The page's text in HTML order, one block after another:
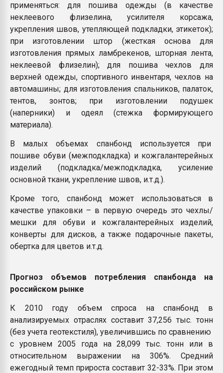
применяться: для пошива одежды (в качестве
неклеевого флизелина, усилителя корсажа,
укрепления швов, утепляющей подкладки, этикеток);
при изготовлении штор (жесткая основа для
изготовления прямых ламбрекенов, шторная лента,
неклеевой флизелин); для пошива чехлов для
верхней одежды, спортивного инвентаря, чехлов на
автомашины; для изготовления спальников, палаток,
тентов, зонтов; при изготовлении подушек
(наперники) и одеял (стежка формирующего
материала).
В малых объемах спанбонд используется при
пошиве обуви (межподкладка) и кожгалантерейных
изделий (подкладка/межподкладка, усиление
основной ткани, укрепление швов, и.т.д.).
Кроме того, спанбонд может использоваться в
качестве упаковки – в первую очередь это чехлы/
мешки для обуви и кожгалантерейных изделий,
конверты для дисков, а также подарочные пакеты,
обертка для цветов и.т.д.
Прогноз объемов потребления спанбонда на
российском рынке
К 2010 году объем спроса на спанбонд в
анализируемых отраслях составит 37,256 тыс. тонн
(без учета геотекстиля), увеличившись по сравнению
с уровнем 2005 года на 28,099 тыс. тонн или в
относительном выражении на 306%. Средний
ежегодный темп прироста составит 32-33%. При этом